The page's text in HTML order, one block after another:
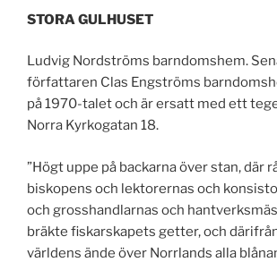
STORA GULHUSET
Ludvig Nordströms barndomshem.
författaren Clas Engströms
på 1970-talet och är ersatt med ett
Norra Kyrkogatan 18.
”Högt uppe på backarna över stan, där
biskopens och lektorernas och
och grosshandlarnas och
bräkte fiskarskapets getter, och
världens ände över Norrlands alla